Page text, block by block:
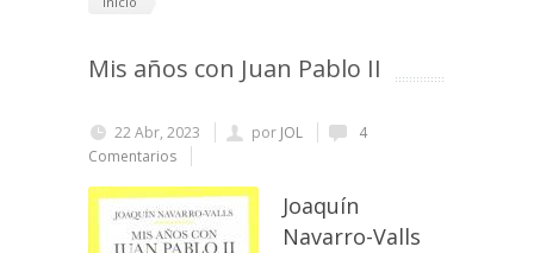
Mis años con Juan Pablo II
22 Abr, 2023 por JOL
4
Comentarios
Joaquín
Navarro-Valls